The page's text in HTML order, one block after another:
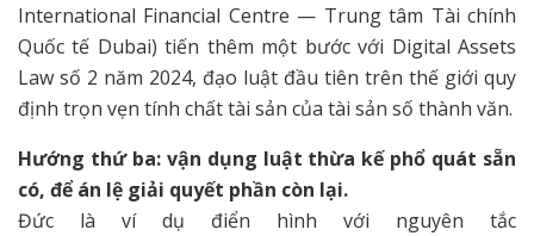
International Financial Centre — Trung tâm Tài chính
Quốc tế Dubai) tiến thêm một bước với Digital Assets
Law số 2 năm 2024, đạo luật đầu tiên trên thế giới quy
định trọn vẹn tính chất tài sản của tài sản số thành văn.
Hướng thứ ba: vận dụng luật thừa kế phổ quát sẵn
có, để án lệ giải quyết phần còn lại.
Đức là ví dụ điển hình với nguyên tắc